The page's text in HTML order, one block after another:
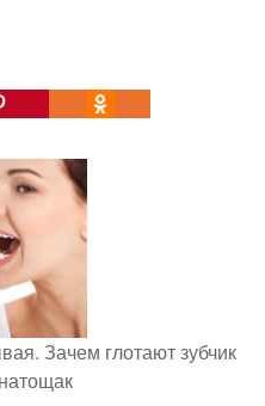
Зачем глотают зубчик